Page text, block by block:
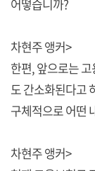
어떻습니까?
차현주 앵커>
한편, 앞으로는
도 간소화된다고
구체적으로 어떤
차현주 앵커>